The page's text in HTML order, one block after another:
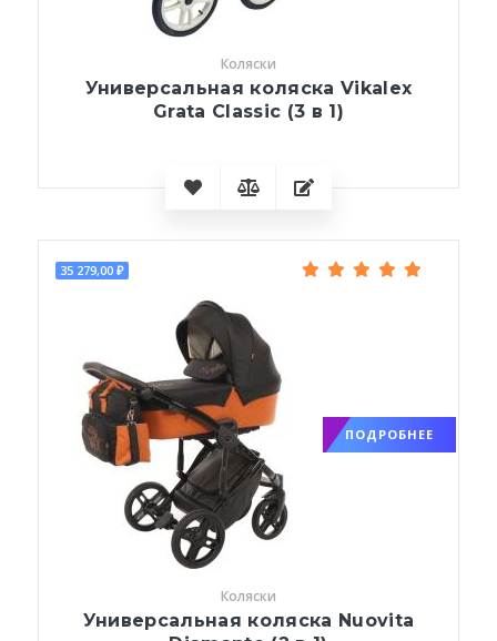
Коляски
Универсальная коляска Vikalex
Grata Classic (3 в 1)
35 279,00 ₽
ПОДРОБНЕЕ
Коляски
Универсальная коляска Nuovita